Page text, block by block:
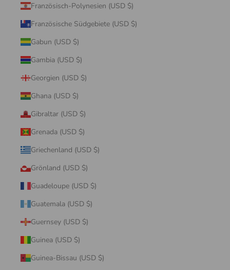
Französisch-Polynesien (USD $)
Französische Südgebiete (USD $)
Gabun (USD $)
Gambia (USD $)
Georgien (USD $)
Ghana (USD $)
Gibraltar (USD $)
Grenada (USD $)
Griechenland (USD $)
Grönland (USD $)
Guadeloupe (USD $)
Guatemala (USD $)
Guernsey (USD $)
Guinea (USD $)
Guinea-Bissau (USD $)